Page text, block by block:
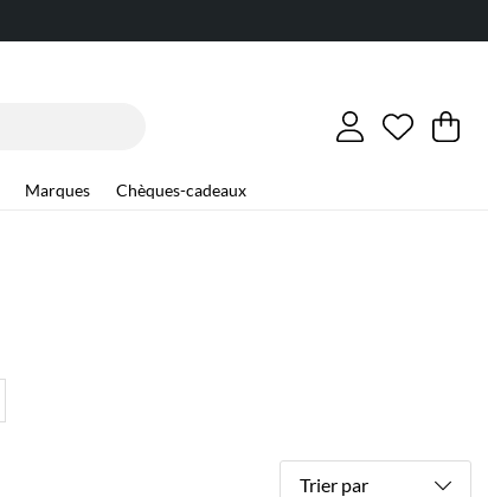
Liste de
Nombre
. .
Marques
Chèques-cadeaux
Trier par